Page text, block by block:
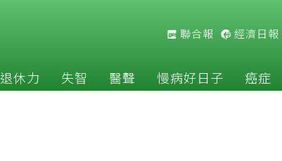
聯合報 經濟日報
退休力 失智 醫聲 慢病好日子 癌症